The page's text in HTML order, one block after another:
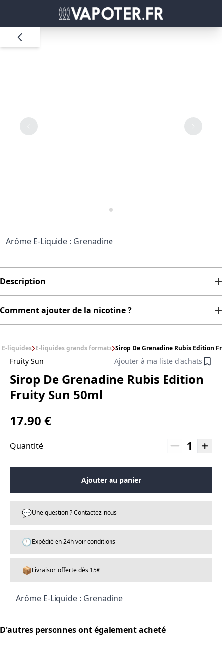
Arôme E-Liquide : Grenadine
Description
Comment ajouter de la nicotine ?
E-liquides E-liquides grands formats Sirop De Grenadine Rubis Edition
Fruity Sun Ajouter à ma liste d'achats
Sirop De Grenadine Rubis Edition
Fruity Sun 50ml
17.90 €
Quantité 1
Ajouter au panier
💬Une question ? Contactez-nous
🕒Expédié en 24h voir conditions
📦Livraison offerte dès 15€
Arôme E-Liquide : Grenadine
D'autres personnes ont également acheté